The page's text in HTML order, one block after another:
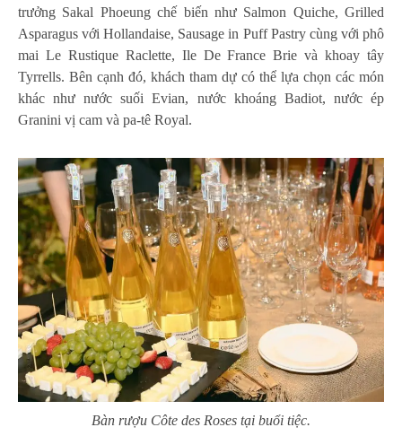
trưởng Sakal Phoeung chế biến như Salmon Quiche, Grilled
Asparagus với Hollandaise, Sausage in Puff Pastry cùng với phô
mai Le Rustique Raclette, Ile De France Brie và khoay tây
Tyrrells. Bên cạnh đó, khách tham dự có thể lựa chọn các món
khác như nước suối Evian, nước khoáng Badiot, nước ép
Granini vị cam và pa-tê Royal.
Bàn rượu Côte des Roses tại buổi tiệc.